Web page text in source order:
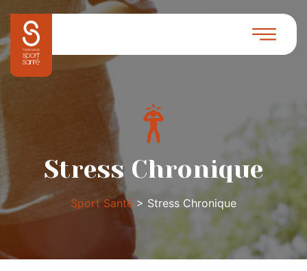
Stress Chronique
Sport Santé > Stress Chronique